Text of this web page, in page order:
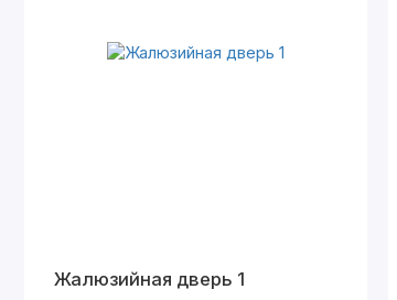
Жалюзийная дверь 1